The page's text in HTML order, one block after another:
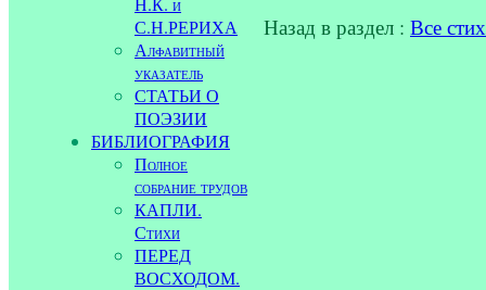
С.Н.РЕРИХА
Алфавитный
указатель
СТАТЬИ О
ПОЭЗИИ
БИБЛИОГРАФИЯ
Полное
собрание трудов
КАПЛИ.
Стихи
ПЕРЕД
ВОСХОДОМ.
Назад в раздел : Все